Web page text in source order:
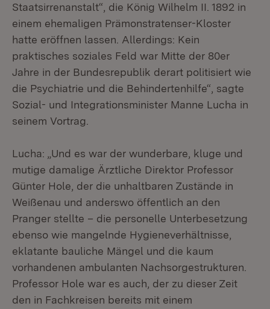
Staatsirrenanstalt“, die König Wilhelm II. 1892 in
einem ehemaligen Prämonstratenser-Kloster
hatte eröffnen lassen. Allerdings: Kein
praktisches soziales Feld war Mitte der 80er
Jahre in der Bundesrepublik derart politisiert wie
die Psychiatrie und die Behindertenhilfe“, sagte
Sozial- und Integrationsminister Manne Lucha in
seinem Vortrag.
Lucha: „Und es war der wunderbare, kluge und
mutige damalige Ärztliche Direktor Professor
Günter Hole, der die unhaltbaren Zustände in
Weißenau und anderswo öffentlich an den
Pranger stellte – die personelle Unterbesetzung
ebenso wie mangelnde Hygieneverhältnisse,
eklatante bauliche Mängel und die kaum
vorhandenen ambulanten Nachsorgestrukturen.
Professor Hole war es auch, der zu dieser Zeit
den in Fachkreisen bereits mit einem